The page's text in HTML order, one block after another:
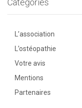
Catégories
L’association
L’ostéopathie
Votre avis
Mentions
Partenaires